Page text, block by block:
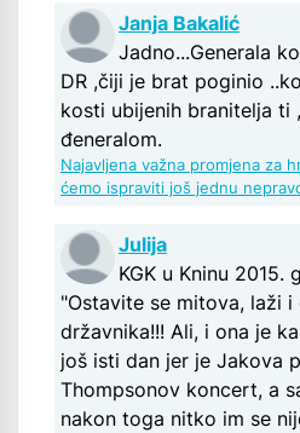
Janja Bakalić
Jadno...Generala
DR ,čiji je brat poginio
kosti ubijenih branitelja ti
đeneralom.
Najavljena važna promjena za
ćemo ispraviti još jednu
Julija
KGK u Kninu 2015.
"Ostavite se mitova, laži i
državnika!!! Ali, i ona je
još isti dan jer je Jakova
Thompsonov koncert, a
nakon toga nitko im se